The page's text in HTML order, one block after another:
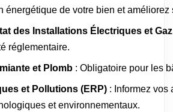
énergétique de votre bien et améliorez
des Installations Électriques et Gaz
réglementaire.
et Plomb : Obligatoire pour les
et Pollutions (ERP) : Informez vos
et environnementaux.